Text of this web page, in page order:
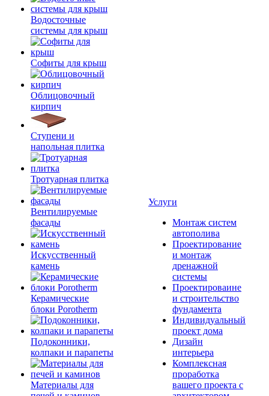
Водосточные
системы для крыш
Софиты для крыш
Облицовочный
кирпич
Ступени и
напольная плитка
Тротуарная плитка
Вентилируемые
фасады
Искусственный
камень
Керамические
блоки Porotherm
Подоконники,
колпаки и парапеты
Материалы для
Услуги
Монтаж систем
автополива
Проектирование
и монтаж
дренажной
системы
Проектироваине
и строительство
фундамента
Индивидуальный
проект дома
Дизайн
интерьера
Комплексная
проработка
вашего проекта с